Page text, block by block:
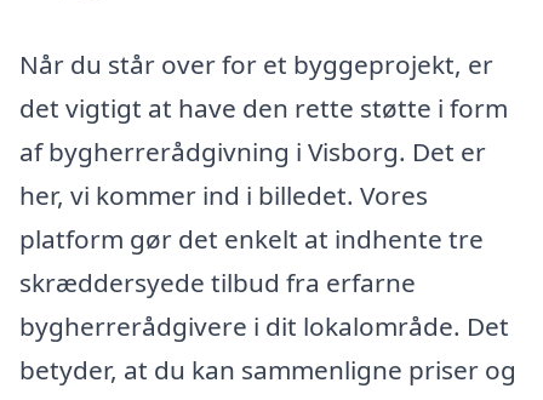
Når du står over for et byggeprojekt, er
det vigtigt at have den rette støtte i form
af bygherrerådgivning i Visborg. Det er
her, vi kommer ind i billedet. Vores
platform gør det enkelt at indhente tre
skræddersyede tilbud fra erfarne
bygherrerådgivere i dit lokalområde. Det
betyder, at du kan sammenligne priser og